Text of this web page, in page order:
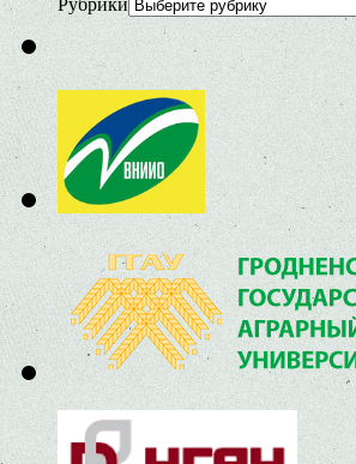
Рубрики